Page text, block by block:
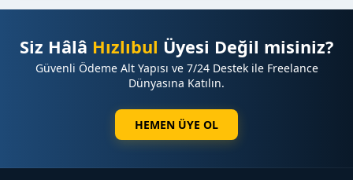
Siz Hâlâ Hızlıbul Üyesi Değil misiniz?
Güvenli Ödeme Alt Yapısı ve 7/24 Destek ile Freelance
Dünyasına Katılın.
HEMEN ÜYE OL